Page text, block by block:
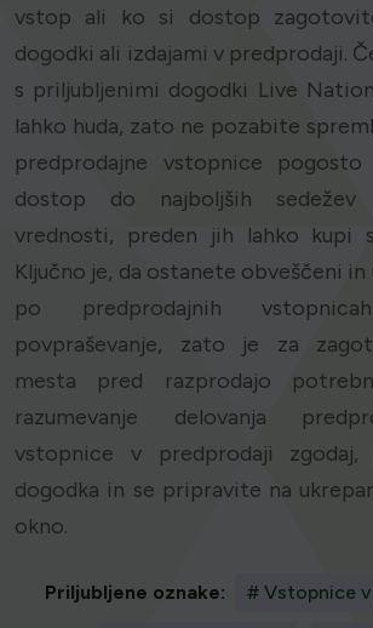
vstop ali ko si dostop
dogodki ali izdajami v predprodaji.
s priljubljenimi dogodki Live
lahko huda, zato ne pozabite
predprodajne vstopnice pogosto
dostop do najboljših sedežev
vrednosti, preden jih lahko kupi
Ključno je, da ostanete obveščeni
po predprodajnih
povpraševanje, zato je za
mesta pred razprodajo
razumevanje delovanja
vstopnice v predprodaji zgodaj,
dogodka in se pripravite na
okno.
Priljubljene oznake: # Vstopnice